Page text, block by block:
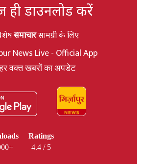
डाउनलोड करें
समाचारसामग्री के लिए
News Live - Official App
वक्त खबरों का अपडेट
Ratings
4.4 / 5